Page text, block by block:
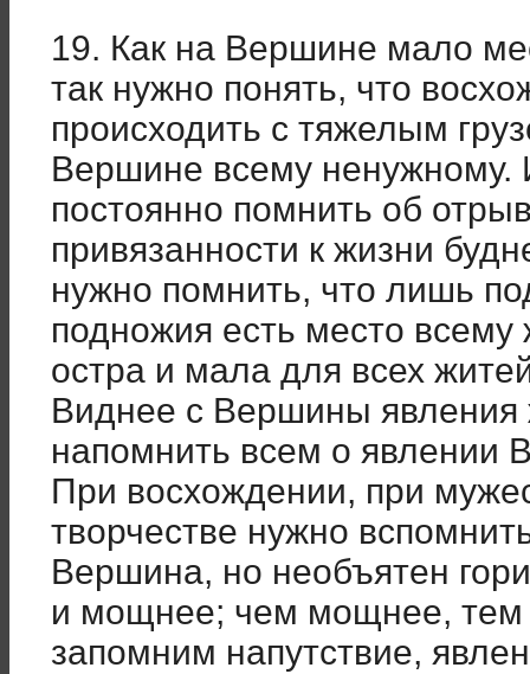
19. Как на Вершине мало
так нужно понять, что
происходить с тяжелым
Вершине всему
постоянно помнить об
привязанности к жизни
нужно помнить, что лишь
подножия есть место
остра и мала для всех
Виднее с Вершины явления
напомнить всем о явлении
При восхождении, при
творчестве нужно
Вершина, но необъятен
и мощнее; чем мощнее, тем
запомним напутствие,